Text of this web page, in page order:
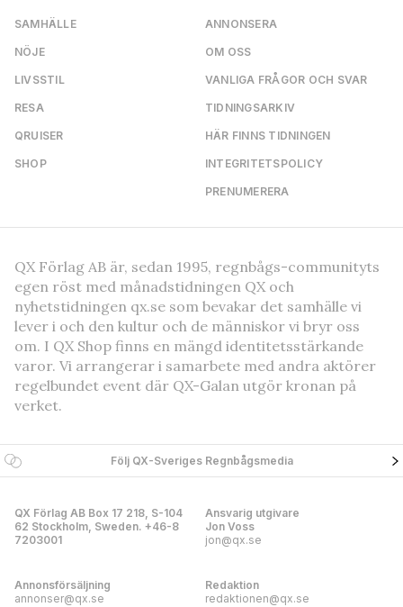
SAMHÄLLE
NÖJE
LIVSSTIL
RESA
QRUISER
SHOP
ANNONSERA
OM OSS
VANLIGA FRÅGOR OCH SVAR
TIDNINGSARKIV
HÄR FINNS TIDNINGEN
INTEGRITETSPOLICY
PRENUMERERA
QX Förlag AB är, sedan 1995, regnbågs-communityts
egen röst med månadstidningen QX och
nyhetstidningen qx.se som bevakar det samhälle vi
lever i och den kultur och de människor vi bryr oss
om. I QX Shop finns en mängd identitetsstärkande
varor. Vi arrangerar i samarbete med andra aktörer
regelbundet event där QX-Galan utgör kronan på
verket.
Följ QX-Sveriges Regnbågsmedia
QX Förlag AB Box 17 218, S-104
62 Stockholm, Sweden. +46-8
7203001
Ansvarig utgivare
Jon Voss
jon@qx.se
Annonsförsäljning
annonser@qx.se
Redaktion
redaktionen@qx.se